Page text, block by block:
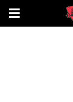
Totalextreme.pl